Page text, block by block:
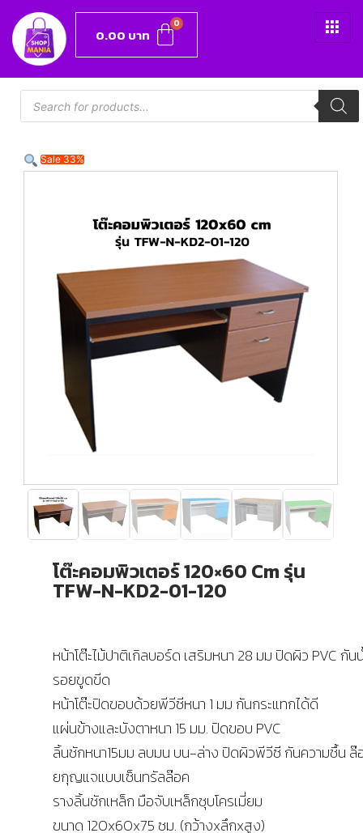
0.00 บาท
Sale 33%
โต๊ะคอมพิวเตอร์ 120×60 Cm รุ่น
TFW-N-KD2-01-120
หน้าโต๊ะไม้ปาติเกิลบอร์ด เสริมหนา 28 มม ปิดผิว PVC กัน
รอยขูดขีด
หน้าโต๊ะปิดขอบด้วยพีวีซีหนา 1 มม กันกระแทกได้ดี
แผ่นข้างและบังตาหนา 15 มม. ปิดขอบ PVC
ลิ้นชักหนา15มม ลบมน บน-ล่าง ปิดผิวพีวีซี กันความชื้น ล๊
ยกุญแจแบบเซ็นทรัลล๊อค
รางลิ้นชักเหล็ก มือจับเหล็กชุบโครเมี่ยม
ขนาด 120x60x75 ซม. (กว้างxลึกxสูง)